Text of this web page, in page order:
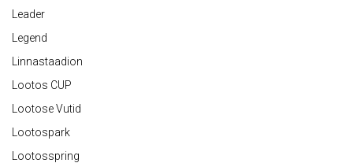
Leader
Legend
Linnastaadion
Lootos CUP
Lootose Vutid
Lootospark
Lootosspring